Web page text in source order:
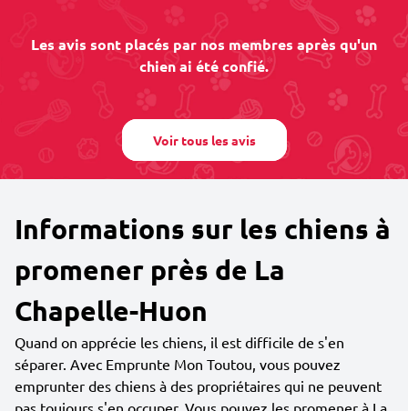
Les avis sont placés par nos membres après qu'un
chien ai été confié.
Voir tous les avis
Informations sur les chiens à
promener près de La
Chapelle-Huon
Quand on apprécie les chiens, il est difficile de s'en
séparer. Avec Emprunte Mon Toutou, vous pouvez
emprunter des chiens à des propriétaires qui ne peuvent
pas toujours s'en occuper. Vous pouvez les promener à La